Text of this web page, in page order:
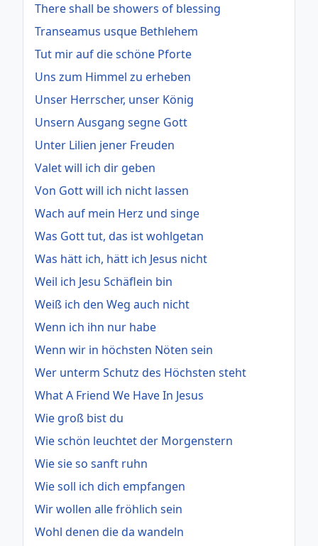
There shall be showers of blessing
Transeamus usque Bethlehem
Tut mir auf die schöne Pforte
Uns zum Himmel zu erheben
Unser Herrscher, unser König
Unsern Ausgang segne Gott
Unter Lilien jener Freuden
Valet will ich dir geben
Von Gott will ich nicht lassen
Wach auf mein Herz und singe
Was Gott tut, das ist wohlgetan
Was hätt ich, hätt ich Jesus nicht
Weil ich Jesu Schäflein bin
Weiß ich den Weg auch nicht
Wenn ich ihn nur habe
Wenn wir in höchsten Nöten sein
Wer unterm Schutz des Höchsten steht
What A Friend We Have In Jesus
Wie groß bist du
Wie schön leuchtet der Morgenstern
Wie sie so sanft ruhn
Wie soll ich dich empfangen
Wir wollen alle fröhlich sein
Wohl denen die da wandeln